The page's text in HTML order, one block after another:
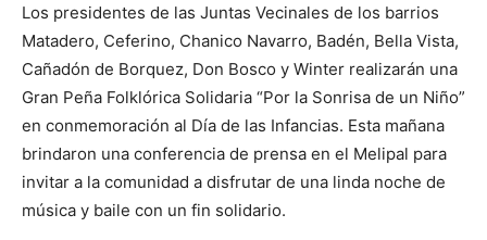
Los presidentes de las Juntas Vecinales de los barrios
Matadero, Ceferino, Chanico Navarro, Badén, Bella Vista,
Cañadón de Borquez, Don Bosco y Winter realizarán una
Gran Peña Folklórica Solidaria “Por la Sonrisa de un Niño”
en conmemoración al Día de las Infancias. Esta mañana
brindaron una conferencia de prensa en el Melipal para
invitar a la comunidad a disfrutar de una linda noche de
música y baile con un fin solidario.